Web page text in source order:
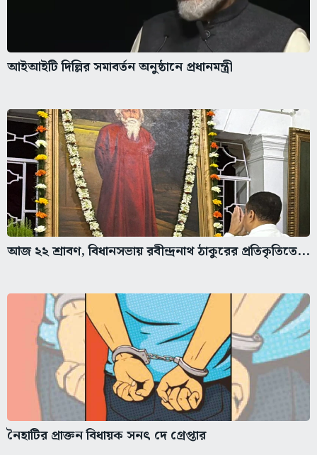
আইআইটি দিল্লির সমাবর্তন অনুষ্ঠানে প্রধানমন্ত্রী
আজ ২২ শ্রাবণ, বিধানসভায় রবীন্দ্রনাথ ঠাকুরের প্রতিকৃতিতে...
নৈহাটির প্রাক্তন বিধায়ক সনৎ দে গ্রেপ্তার